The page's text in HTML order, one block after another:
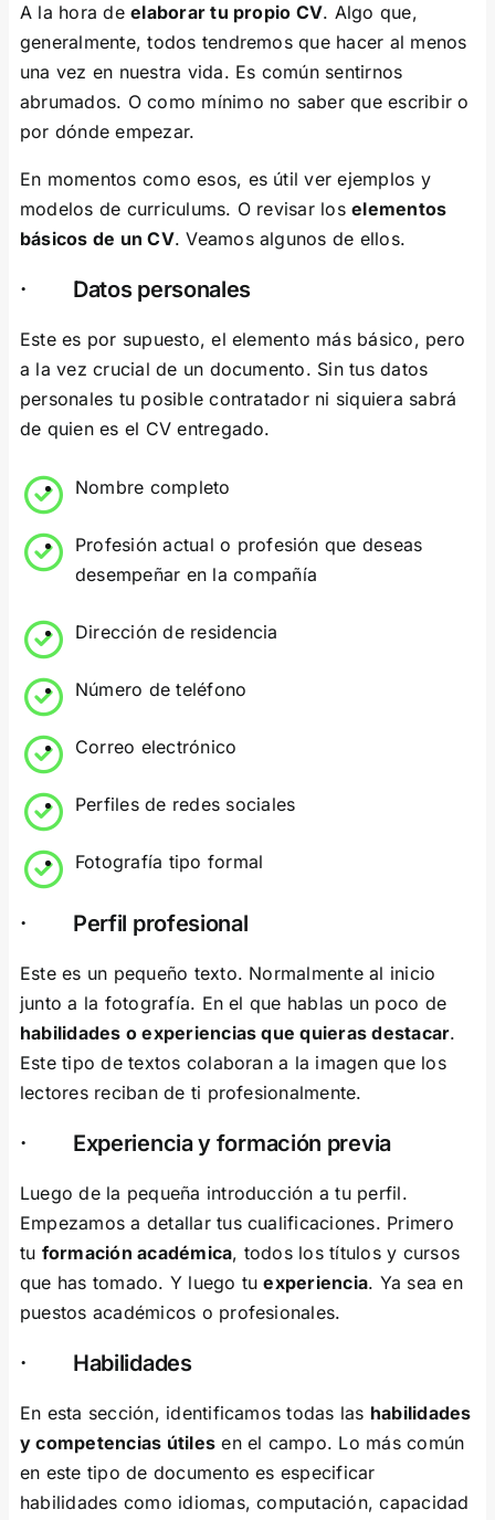
A la hora deelaborar tu propio CV. Algo que,
generalmente, todos tendremos que hacer al menos
una vez en nuestra vida. Es común sentirnos
abrumados. O como mínimo no saber que escribir o
por dónde empezar.
En momentos como esos, es útil ver ejemplos y
modelos de curriculums. O revisar loselementos
básicos de un CV. Veamos algunos de ellos.
· Datos personales
Este es por supuesto, el elemento más básico, pero
a la vez crucial de un documento. Sin tus datos
personales tu posible contratador ni siquiera sabrá
de quien es el CV entregado.
Nombre completo
Profesión actual o profesión que deseas
desempeñar en la compañía
Dirección de residencia
Número de teléfono
Correo electrónico
Perfiles de redes sociales
Fotografía tipo formal
· Perfil profesional
Este es un pequeño texto. Normalmente al inicio
junto a la fotografía. En el que hablas un poco de
habilidades o experiencias que quieras destacar.
Este tipo de textos colaboran a la imagen que los
lectores reciban de ti profesionalmente.
· Experiencia y formación previa
Luego de la pequeña introducción a tu perfil.
Empezamos a detallar tus cualificaciones. Primero
tu formación académica, todos los títulos y cursos
que has tomado. Y luego tuexperiencia. Ya sea en
puestos académicos o profesionales.
· Habilidades
En esta sección, identificamos todas las habilidades
y competencias útiles en el campo. Lo más común
en este tipo de documento es especificar
habilidades como idiomas, computación, capacidad